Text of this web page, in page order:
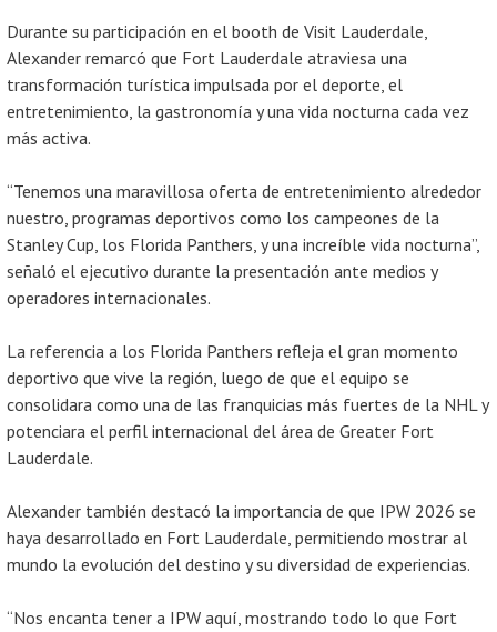
Durante su participación en el booth de Visit Lauderdale,
Alexander remarcó que Fort Lauderdale atraviesa una
transformación turística impulsada por el deporte, el
entretenimiento, la gastronomía y una vida nocturna cada vez
más activa.
“Tenemos una maravillosa oferta de entretenimiento alrededor
nuestro, programas deportivos como los campeones de la
Stanley Cup, los Florida Panthers, y una increíble vida nocturna”,
señaló el ejecutivo durante la presentación ante medios y
operadores internacionales.
La referencia a los Florida Panthers refleja el gran momento
deportivo que vive la región, luego de que el equipo se
consolidara como una de las franquicias más fuertes de la NHL y
potenciara el perfil internacional del área de Greater Fort
Lauderdale.
Alexander también destacó la importancia de que IPW 2026 se
haya desarrollado en Fort Lauderdale, permitiendo mostrar al
mundo la evolución del destino y su diversidad de experiencias.
“Nos encanta tener a IPW aquí, mostrando todo lo que Fort